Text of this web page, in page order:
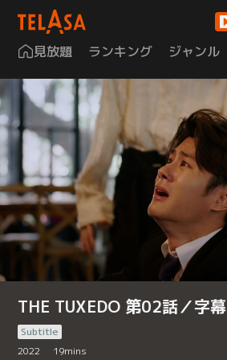
見放題 ランキング ジャンル
THE TUXEDO 第02話／字幕
Subtitle
2022
19mins